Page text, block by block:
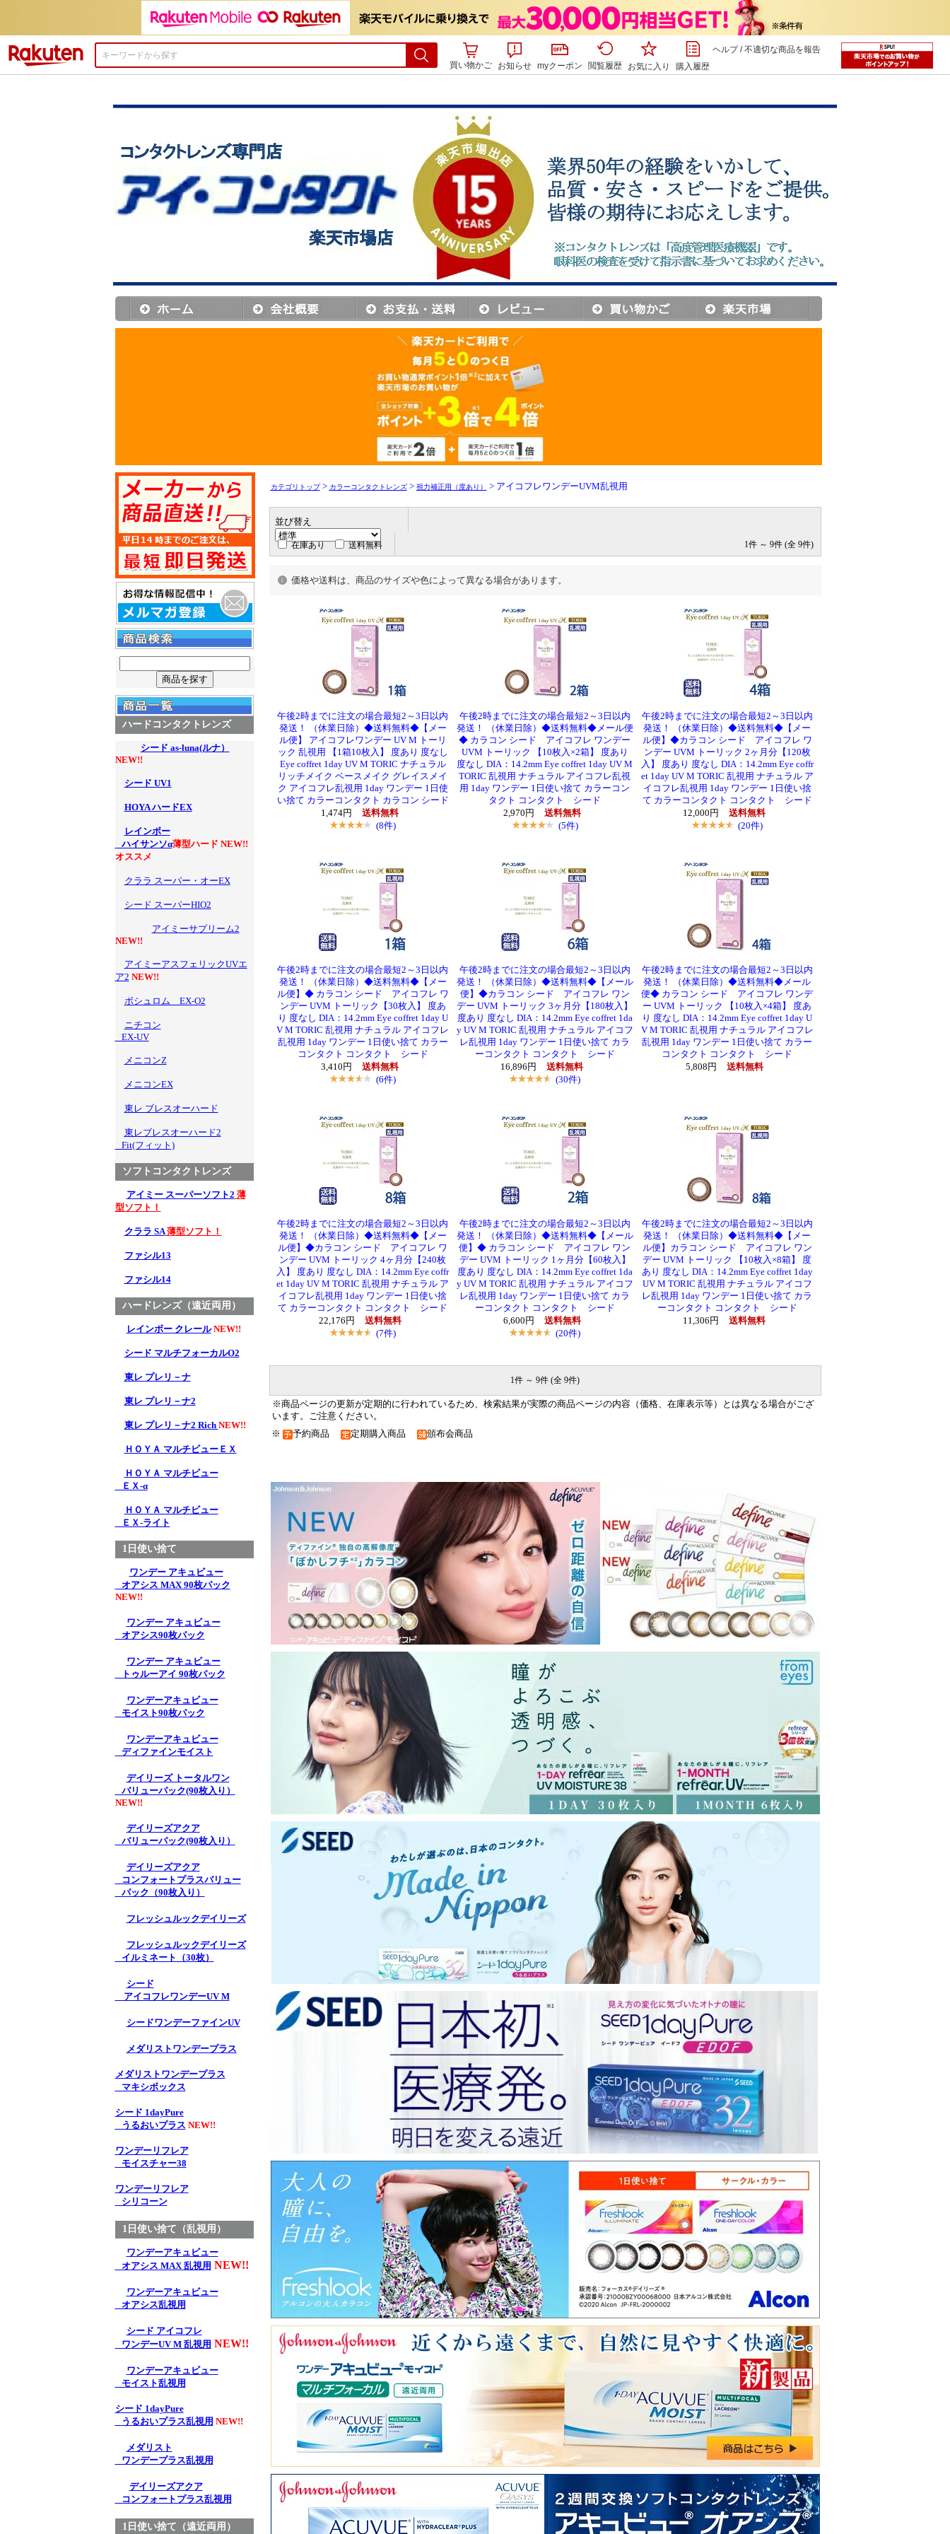
買い物かご
お知らせ myクーポン 閲覧履歴 お気に入り 購入履歴
ヘルプ/不適切な商品を報告
ハードコンタクトレンズ
シード as-luna(ルナ）
NEW!!
シード UV1
HOYA ハードEX
レインボー
ハイサンソα薄型ハード NEW!!
オススメ
クララ スーパー・オーEX
シード スーパーHIO2
アイミーサプリーム2
NEW!!
アイミーアスフェリックUVエ
ア2 NEW!!
ボシュロム EX-O2
ニチコン
EX-UV
メニコンZ
メニコンEX
東レ ブレスオーハード
東レブレスオーハード2
Fit(フィット)
ソフトコンタクトレンズ
アイミー スーパーソフト2 薄
型ソフト！
クララ SA薄型ソフト！
ファシル13
ファシル14
ハードレンズ（遠近両用）
レインボー クレールNEW!!
シード マルチフォーカルO2
東レ プレリ－ナ
東レ プレリ－ナ2
東レ プレリ－ナ2 Rich NEW!!
ＨＯＹＡ マルチビューＥＸ
ＨＯＹＡ マルチビュー
ＥＸ-α
ＨＯＹＡ マルチビュー
ＥＸ-ライト
1日使い捨て
ワンデー アキュビュー
オアシス MAX 90枚パック
NEW!!
ワンデー アキュビュー
オアシス90枚パック
ワンデー アキュビュー
トゥルーアイ 90枚パック
ワンデーアキュビュー
モイスト90枚パック
ワンデーアキュビュー
ディファインモイスト
デイリーズ トータルワン
バリューパック(90枚入り）
NEW!!
デイリーズアクア
バリューパック(90枚入り）
デイリーズアクア
コンフォートプラスバリュー
パック（90枚入り）
フレッシュルックデイリーズ
フレッシュルックデイリーズ
イルミネート（30枚）
シード
アイコフレワンデーUV M
シードワンデーファインUV
メダリストワンデープラス
メダリストワンデープラス
マキシボックス
シード 1dayPure
うるおいプラス NEW!!
ワンデーリフレア
モイスチャー38
ワンデーリフレア
シリコーン
1日使い捨て（乱視用）
ワンデーアキュビュー
オアシス MAX 乱視用 NEW!!
ワンデーアキュビュー
オアシス乱視用
シード アイコフレ
ワンデーUV M 乱視用 NEW!!
ワンデーアキュビュー
モイスト乱視用
シード 1dayPure
うるおいプラス乱視用 NEW!!
メダリスト
ワンデープラス乱視用
デイリーズアクア
コンフォートプラス乱視用
1日使い捨て（遠近両用）
カテゴリトップ> カラーコンタクトレンズ> 視力補正用（度あり） > アイコフレワンデーUVM乱視用
並び替え
在庫あり 送料無料 1件 ～ 9件 (全 9件)
価格や送料は、商品のサイズや色によって異なる場合があります。
午後2時までに注文の場合最短2～3日以内
発送！ （休業日除）◆送料無料◆【メー
ル便】 アイコフレワンデー UV M トーリ
ック 乱視用 【1箱10枚入】 度あり 度なし
Eye coffret 1day UV M TORIC ナチュラル
リッチメイク ベースメイク グレイスメイ
ク アイコフレ乱視用 1day ワンデー 1日使
い捨て カラーコンタクト カラコン シード
1,474円
送料無料
(8件)
午後2時までに注文の場合最短2～3日以内
発送！ （休業日除）◆送料無料◆メール便
◆ カラコン シード アイコフレ ワンデー
UVM トーリック 【10枚入×2箱】 度あり
度なし DIA：14.2mm Eye coffret 1day UV M
TORIC 乱視用 ナチュラル アイコフレ乱視
用 1day ワンデー 1日使い捨て カラーコン
タクト コンタクト シード
2,970円
送料無料
(5件)
午後2時までに注文の場合最短2～3日以内
発送！ （休業日除）◆送料無料◆【メー
ル便】◆カラコン シード アイコフレ ワ
ンデー UVM トーリック 2ヶ月分【120枚
入】 度あり 度なし DIA：14.2mm Eye coffr
et 1day UV M TORIC 乱視用 ナチュラル ア
イコフレ乱視用 1day ワンデー 1日使い捨
て カラーコンタクト コンタクト シード
12,000円
送料無料
(20件)
午後2時までに注文の場合最短2～3日以内
発送！ （休業日除）◆送料無料◆【メー
ル便】◆ カラコン シード アイコフレ ワ
ンデー UVM トーリック【30枚入】 度あ
り 度なし DIA：14.2mm Eye coffret 1day U
V M TORIC 乱視用 ナチュラル アイコフレ
乱視用 1day ワンデー 1日使い捨て カラー
コンタクト コンタクト シード
3,410円
送料無料
(6件)
午後2時までに注文の場合最短2～3日以内
発送！ （休業日除）◆送料無料◆【メール
便】◆カラコン シード アイコフレ ワン
デー UVM トーリック 3ヶ月分【180枚入】
度あり 度なし DIA：14.2mm Eye coffret 1da
y UV M TORIC 乱視用 ナチュラル アイコフ
レ乱視用 1day ワンデー 1日使い捨て カラ
ーコンタクト コンタクト シード
16,896円
送料無料
(30件)
午後2時までに注文の場合最短2～3日以内
発送！ （休業日除）◆送料無料◆メール
便◆ カラコン シード アイコフレ ワンデ
ー UVM トーリック 【10枚入×4箱】 度あ
り 度なし DIA：14.2mm Eye coffret 1day U
V M TORIC 乱視用 ナチュラル アイコフレ
乱視用 1day ワンデー 1日使い捨て カラー
コンタクト コンタクト シード
5,808円
送料無料
午後2時までに注文の場合最短2～3日以内
発送！ （休業日除）◆送料無料◆【メー
ル便】◆カラコン シード アイコフレ ワ
ンデー UVM トーリック 4ヶ月分【240枚
入】 度あり 度なし DIA：14.2mm Eye coffr
et 1day UV M TORIC 乱視用 ナチュラル ア
イコフレ乱視用 1day ワンデー 1日使い捨
て カラーコンタクト コンタクト シード
22,176円
送料無料
(7件)
午後2時までに注文の場合最短2～3日以内
発送！ （休業日除）◆送料無料◆【メール
便】◆ カラコン シード アイコフレ ワン
デー UVM トーリック 1ヶ月分【60枚入】
度あり 度なし DIA：14.2mm Eye coffret 1da
y UV M TORIC 乱視用 ナチュラル アイコフ
レ乱視用 1day ワンデー 1日使い捨て カラ
ーコンタクト コンタクト シード
6,600円
送料無料
(20件)
午後2時までに注文の場合最短2～3日以内
発送！ （休業日除）◆送料無料◆【メー
ル便】カラコン シード アイコフレ ワン
デー UVM トーリック 【10枚入×8箱】 度
あり 度なし DIA：14.2mm Eye coffret 1day
UV M TORIC 乱視用 ナチュラル アイコフ
レ乱視用 1day ワンデー 1日使い捨て カラ
ーコンタクト コンタクト シード
11,306円
送料無料
1件 ～ 9件 (全 9件)
※商品ページの更新が定期的に行われているため、検索結果が実際の商品ページの内容（価格、在庫表示等）とは異なる場合がござ
います。ご注意ください。
※ 予約商品 定期購入商品 頒布会商品
新発売 『 ワンデーアキュビューモイスト 』シリーズに遠近両用が登場★